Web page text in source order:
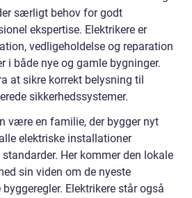
særligt behov for godt
ekspertise. Elektrikere er
vedligeholdelse og reparation
i både nye og gamle bygninger.
at sikre korrekt belysning til
sikkerhedssystemer.
være en familie, der bygger nyt
elektriske installationer
Her kommer den lokale
sin viden om de nyeste
Elektrikere står også